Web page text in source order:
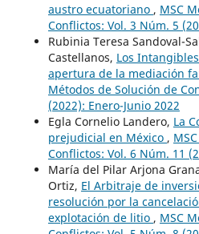
austro ecuatoriano , MSC
Conflictos: Vol. 3 Núm. 5
Rubinia Teresa Sandoval-
Castellanos, Los
apertura de la mediación
Métodos de Solución de
(2022): Enero-Junio 2022
Egla Cornelio Landero, La
prejudicial en México ,
Conflictos: Vol. 6 Núm. 11
María del Pilar Arjona
Ortiz, El Arbitraje de
resolución por la
explotación de litio , MSC